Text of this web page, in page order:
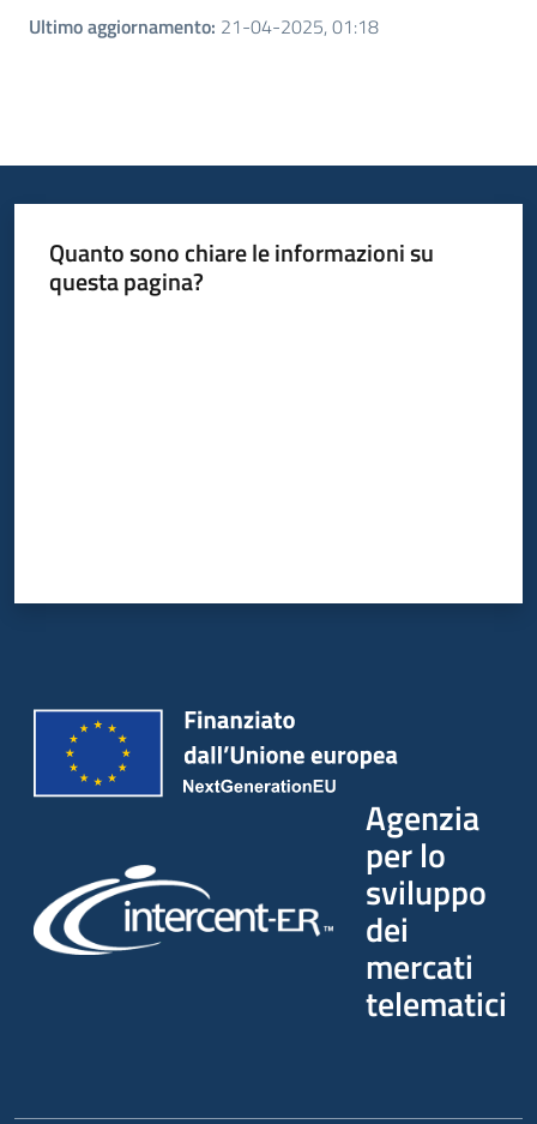
Ultimo aggiornamento: 21-04-2025, 01:18
Quanto sono chiare le informazioni su
questa pagina?
Agenzia
per lo
sviluppo
dei
mercati
telematici